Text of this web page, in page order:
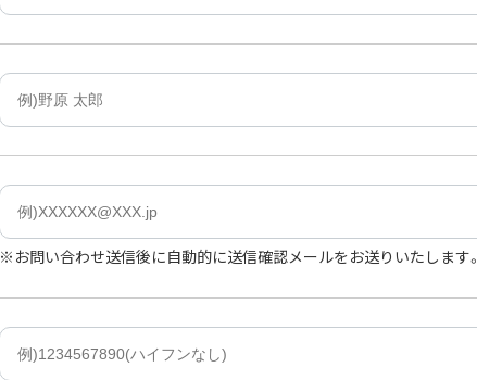
※お問い合わせ送信後に自動的に送信確認メールをお送りいたします。